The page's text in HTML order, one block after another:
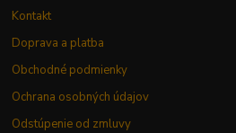
Kontakt
Doprava a platba
Obchodné podmienky
Ochrana osobných údajov
Odstúpenie od zmluvy